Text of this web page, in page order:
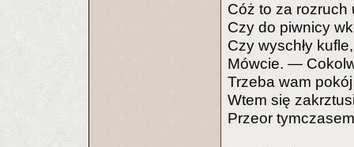
Cóż to za rozruch
Czy do piwnicy
Czy wyschły
Mówcie. —
Trzeba wam
Wtem się
Przeor